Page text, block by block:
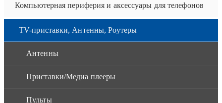
Компьютерная периферия и аксессуары для телефонов
TV-приставки, Антенны, Роутеры
Антенны
Приставки/Медиа плееры
Пульты